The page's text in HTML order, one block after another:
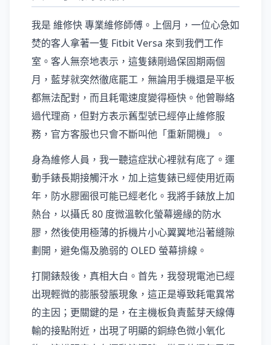
我是 維修快 專業維修師傅。上個月，一位心急如
焚的客人拿著一隻 Fitbit Versa 來到我們工作
室。客人無奈地表示，這隻錶剛過保固期兩個
月，藍芽就突然徹底罷工，無論用手機還是平板
都無法配對，而且耗電速度變得極快。他曾聯絡
過代理商，但對方表示舊型號已經停止維修服
務，官方客服也只會不斷叫他「重新開機」。
身為維修人員，我一聽這症狀心裡就有底了。運
動手錶長期接觸汗水，加上這隻錶已經使用近兩
年，防水膠圈很可能已經老化。我將手錶放上加
熱台，以攝氏 80 度微溫軟化螢幕邊緣的防水
膠，然後使用極薄的拆機片小心翼翼地沿著縫隙
劃開，避免傷及脆弱的 OLED 螢幕排線。
打開錶殼後，真相大白。首先，我發現電池已經
出現輕微的膨脹發脹現象，這正是導致耗電異常
的主因；更關鍵的是，在主機板負責藍芽天線傳
輸的接點附近，出現了明顯的銅綠色微小氧化